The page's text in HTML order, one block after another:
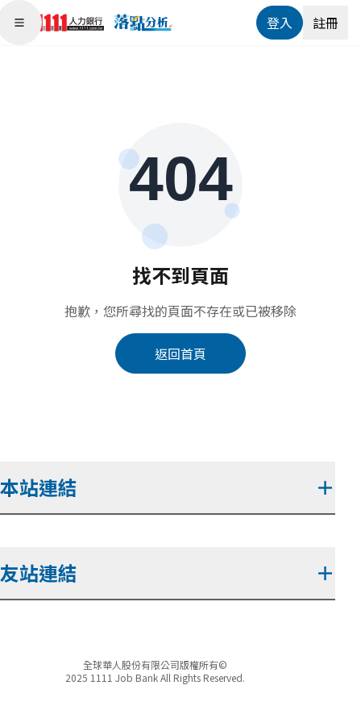
Open main menu 登入 註冊
找不到頁面
抱歉，您所尋找的頁面不存在或已被移除
返回首頁
本站連結 ＋
友站連結 ＋
全球華人股份有限公司版權所有©
2025 1111 Job Bank All Rights Reserved.